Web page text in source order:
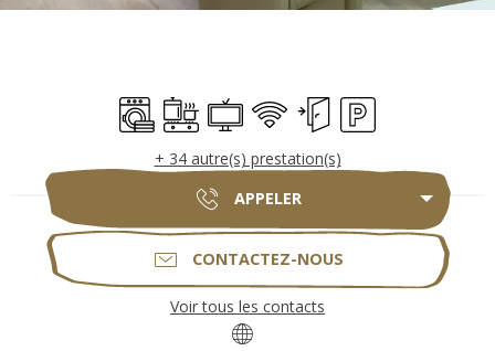
Lave lingePlaque de cuisson
Télévision
WiFi Entrée indépendante
Parking
+ 34 autre(s) prestation(s)
APPELER
CONTACTEZ-NOUS
Voir tous les contacts